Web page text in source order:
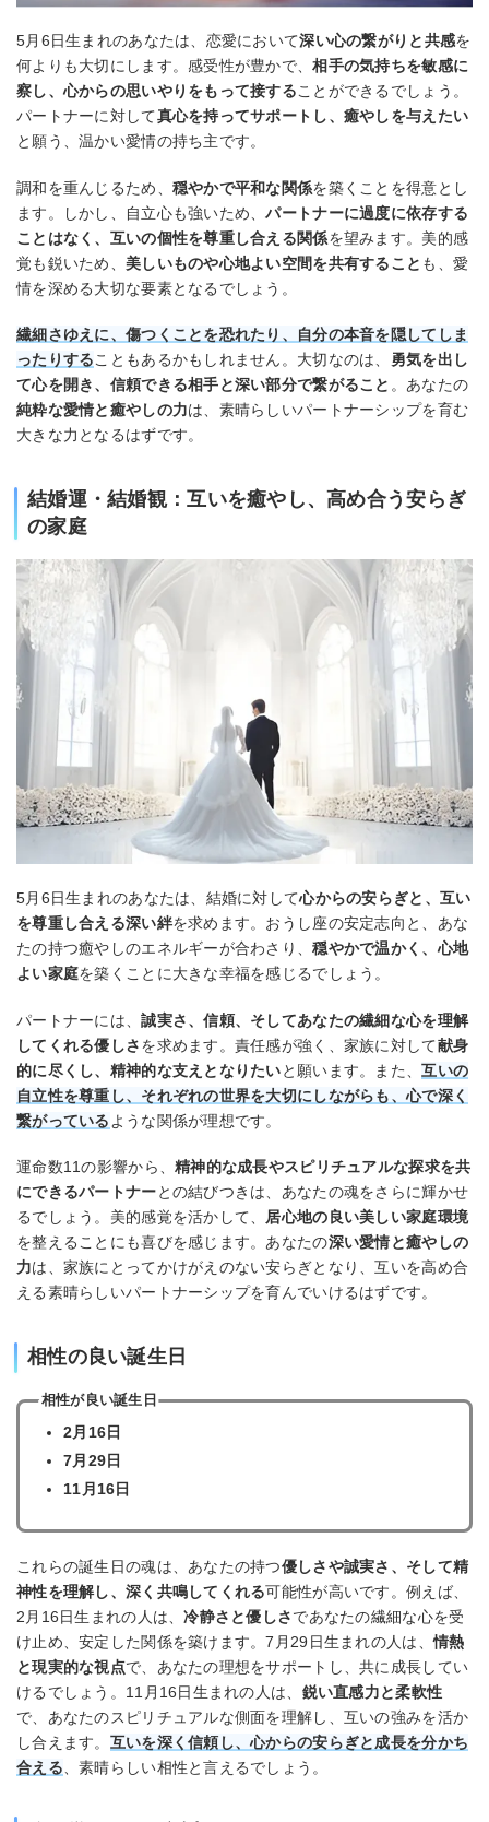
5月6日生まれのあなたは、恋愛において深い心の繋がりと共感を
何よりも大切にします。感受性が豊かで、相手の気持ちを敏感に
察し、心からの思いやりをもって接することができるでしょう。
パートナーに対して真心を持ってサポートし、癒やしを与えたい
と願う、温かい愛情の持ち主です。
調和を重んじるため、 穏やかで平和な関係を築くことを得意とし
ます。しかし、自立心も強いため、パートナーに過度に依存する
ことはなく、互いの個性を尊重し合える関係を望みます。美的感
覚も鋭いため、 美しいものや心地よい空間を共有すること も、愛
情を深める大切な要素となるでしょう。
繊細さゆえに、傷つくことを恐れたり、自分の本音を隠してしま
ったりすることもあるかもしれません。大切なのは、 勇気を出し
て心を開き、信頼できる相手と深い部分で繋がること 。あなたの
純粋な愛情と癒やしの力は、素晴らしいパートナーシップを育む
大きな力となるはずです。
結婚運・結婚観：互いを癒やし、高め合う安らぎ
の家庭
5月6日生まれのあなたは、結婚に対して心からの安らぎと、互い
を尊重し合える深い絆を求めます。おうし座の安定志向と、あな
たの持つ癒やしのエネルギーが合わさり、穏やかで温かく、心地
よい家庭を築くことに大きな幸福を感じるでしょう。
パートナーには、誠実さ、信頼、そしてあなたの繊細な心を理解
してくれる優しさを求めます。責任感が強く、家族に対して献身
的に尽くし、精神的な支えとなりたいと願います。また、互いの
自立性を尊重し、それぞれの世界を大切にしながらも、心で深く
繋がっている ような関係が理想です。
運命数11の影響から、精神的な成長やスピリチュアルな探求を共
にできるパートナーとの結びつきは、あなたの魂をさらに輝かせ
るでしょう。美的感覚を活かして、 居心地の良い美しい家庭環境
を整えることにも喜びを感じます。あなたの深い愛情と癒やしの
力は、家族にとってかけがえのない安らぎとなり、互いを高め合
える素晴らしいパートナーシップを育んでいけるはずです。
相性の良い誕生日
相性が良い誕生日
2月16日
7月29日
11月16日
これらの誕生日の魂は、あなたの持つ優しさや誠実さ、そして精
神性を理解し、深く共鳴してくれる可能性が高いです。例えば、
2月16日生まれの人は、冷静さと優しさであなたの繊細な心を受
け止め、安定した関係を築けます。7月29日生まれの人は、情熱
と現実的な視点で、あなたの理想をサポートし、共に成長してい
けるでしょう。11月16日生まれの人は、 鋭い直感力と柔軟性
で、あなたのスピリチュアルな側面を理解し、互いの強みを活か
し合えます。 互いを深く信頼し、心からの安らぎと成長を分かち
合える 、素晴らしい相性と言えるでしょう。